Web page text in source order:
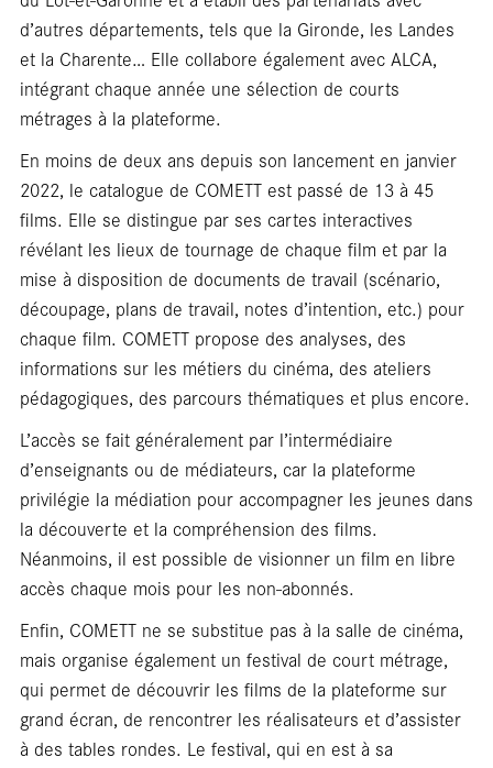
d’autres départements, tels que la Gironde, les Landes
et la Charente… Elle collabore également avec ALCA,
intégrant chaque année une sélection de courts
métrages à la plateforme.
En moins de deux ans depuis son lancement en janvier
2022, le catalogue de COMETT est passé de 13 à 45
films. Elle se distingue par ses cartes interactives
révélant les lieux de tournage de chaque film et par la
mise à disposition de documents de travail (scénario,
découpage, plans de travail, notes d’intention, etc.) pour
chaque film. COMETT propose des analyses, des
informations sur les métiers du cinéma, des ateliers
pédagogiques, des parcours thématiques et plus encore.
L’accès se fait généralement par l’intermédiaire
d’enseignants ou de médiateurs, car la plateforme
privilégie la médiation pour accompagner les jeunes dans
la découverte et la compréhension des films.
Néanmoins, il est possible de visionner un film en libre
accès chaque mois pour les non-abonnés.
Enfin, COMETT ne se substitue pas à la salle de cinéma,
mais organise également un festival de court métrage,
qui permet de découvrir les films de la plateforme sur
grand écran, de rencontrer les réalisateurs et d’assister
à des tables rondes. Le festival, qui en est à sa